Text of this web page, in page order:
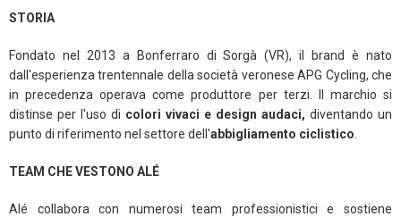
STORIA
Fondato nel 2013 a Bonferraro di Sorgà (VR), il brand è nato
dall'esperienza trentennale della società veronese APG Cycling, che
in precedenza operava come produttore per terzi. ​Il marchio si
distinse per l'uso di colori vivaci e design audaci, diventando un
punto di riferimento nel settore dell'abbigliamento ciclistico
TEAM CHE VESTONO ALÉ
Alé collabora con numerosi team professionistici e sostiene